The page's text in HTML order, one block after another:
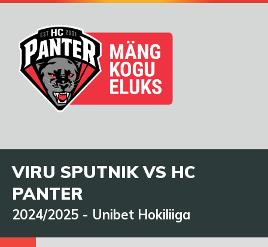
VIRU SPUTNIK VS HC
PANTER
2024/2025 - Unibet Hokiliiga